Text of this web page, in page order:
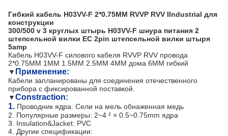
Гибкий кабель H03VV-F 2*0.75MM RVVP RVV IIndustrial для
конструкции
300/500 v 3 круглых штырь H03VV-F шнура питания 2
штепсельной вилки ЕС 2pin штепсельной вилки штыря
5amp
Кабель H03VV-F силового кабеля RVVP RVV провода
2*0.75MM 1MM 1.5MM 2.5MM 4MM дома 6MM гибкий
▼ Применение:
Кабели запланированы для соединения отечественного
прибора с фиксированной поставкой.
▼Constraction:
1. Проводник ядра: Сели на мель обнаженная медь
2. Популярные размеры: 2~4 ² × 0.5~0.75mm ядра
3. Insulation&Jacket: PVC
4. Другие спецификации: